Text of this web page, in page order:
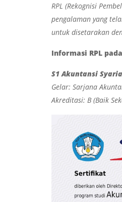
RPL (Rekognisi
pengalaman yang
untuk disetarakan
Informasi RPL
S1 Akuntansi
Gelar: Sarjana
Akreditasi: B (Baik